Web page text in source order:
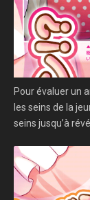
Pour évaluer un
les seins de la
seins jusqu’à